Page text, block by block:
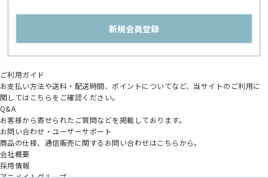
ご利用ガイド
お支払い方法や送料・配送時間、ポイントについてなど、当サイトのご利用に
関してはこちらをご確認ください。
Q&A
お客様から寄せられたご質問などを掲載しております。
お問い合わせ・ユーザーサポート
商品の仕様、通信販売に関するお問い合わせはこちらから。
会社概要
採用情報